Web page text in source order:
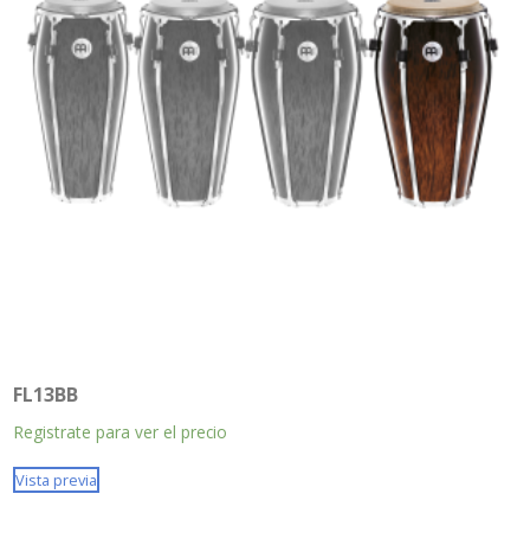
FL13BB
Registrate para ver el precio
Vista previa